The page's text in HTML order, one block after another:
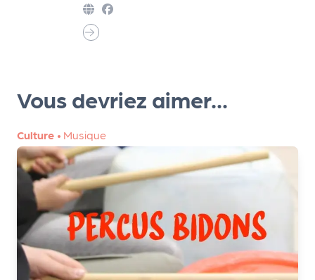
Vous devriez aimer...
Culture • Musique
o
e
r
u
n
é
v
è
n
e